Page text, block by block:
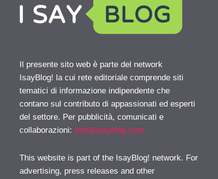
Il presente sito web è parte del network
IsayBlog! la cui rete editoriale comprende siti
tematici di informazione indipendente che
contano sul contributo di appassionati ed esperti
del settore. Per pubblicità, comunicati e
collaborazioni: info@isayblog.com
This website is part of the IsayBlog! network. For
advertising, press releases and other